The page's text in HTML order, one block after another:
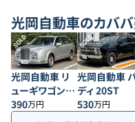
光岡自動車のカバ
SOLD
光岡自動車 リ
ューギワゴン
EX 4WD
390万円
SOLD
光岡自動車
ディ 20ST
530万円